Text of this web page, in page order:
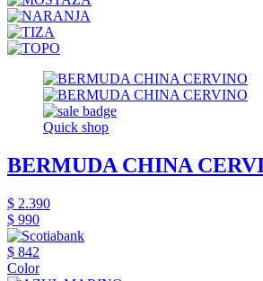
Quick shop
BERMUDA CHINA
$ 2.390
$ 990
$ 842
Color